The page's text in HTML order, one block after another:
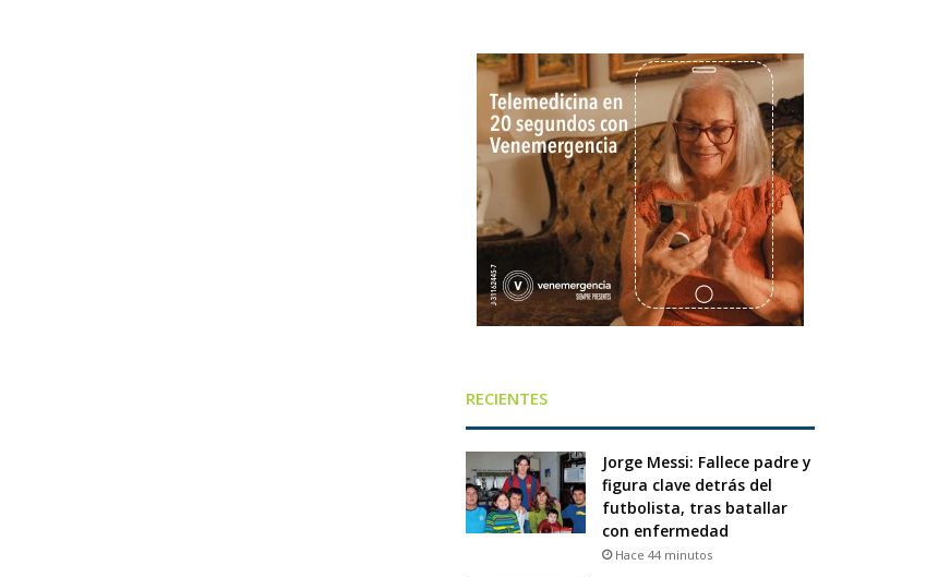
RECIENTES
Jorge Messi: Fallece padre y
figura clave detrás del
futbolista, tras batallar
con enfermedad
Hace 44 minutos